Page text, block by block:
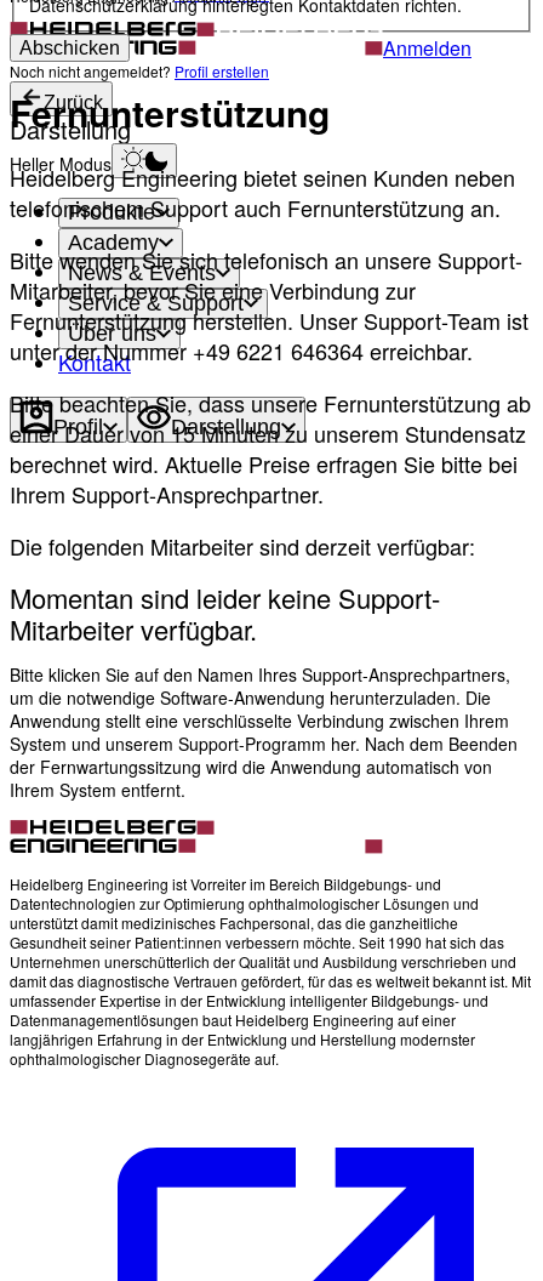
Anmelden
Noch nicht angemeldet? Profil erstellen
Zurück
Darstellung
Heller Modus
Produkte
Academy
News & Events
Service & Support
Über uns
Kontakt
Profil Darstellung
Datenschutzerklärung hinterlegten Kontaktdaten richten.
Abschicken
Fernunterstützung
Heidelberg Engineering bietet seinen Kunden neben
telefonischem Support auch Fernunterstützung an.
Bitte wenden Sie sich telefonisch an unsere Support-
Mitarbeiter, bevor Sie eine Verbindung zur
Fernunterstützung herstellen. Unser Support-Team ist
unter der Nummer +49 6221 646364 erreichbar.
Bitte beachten Sie, dass unsere Fernunterstützung ab
einer Dauer von 15 Minuten zu unserem Stundensatz
berechnet wird. Aktuelle Preise erfragen Sie bitte bei
Ihrem Support-Ansprechpartner.
Die folgenden Mitarbeiter sind derzeit verfügbar:
Momentan sind leider keine Support-
Mitarbeiter verfügbar.
Bitte klicken Sie auf den Namen Ihres Support-Ansprechpartners,
um die notwendige Software-Anwendung herunterzuladen. Die
Anwendung stellt eine verschlüsselte Verbindung zwischen Ihrem
System und unserem Support-Programm her. Nach dem Beenden
der Fernwartungssitzung wird die Anwendung automatisch von
Ihrem System entfernt.
Heidelberg Engineering ist Vorreiter im Bereich Bildgebungs- und
Datentechnologien zur Optimierung ophthalmologischer Lösungen und
unterstützt damit medizinisches Fachpersonal, das die ganzheitliche
Gesundheit seiner Patient:innen verbessern möchte. Seit 1990 hat sich das
Unternehmen unerschütterlich der Qualität und Ausbildung verschrieben und
damit das diagnostische Vertrauen gefördert, für das es weltweit bekannt ist. Mit
umfassender Expertise in der Entwicklung intelligenter Bildgebungs- und
Datenmanagementlösungen baut Heidelberg Engineering auf einer
langjährigen Erfahrung in der Entwicklung und Herstellung modernster
ophthalmologischer Diagnosegeräte auf.